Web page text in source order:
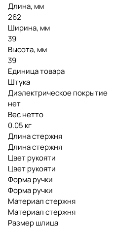
Длина, мм
262
Ширина, мм
39
Высота, мм
39
Единица товара
Штука
Диэлектрическое покрытие
нет
Вес нетто
0.05 кг
Длина стержня
Длина стержня
Цвет рукояти
Цвет рукояти
Форма ручки
Форма ручки
Материал стержня
Материал стержня
Размер шлица